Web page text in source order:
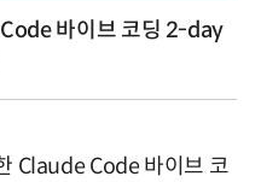
바이브 코딩 2-day
Claude Code 바이브 코